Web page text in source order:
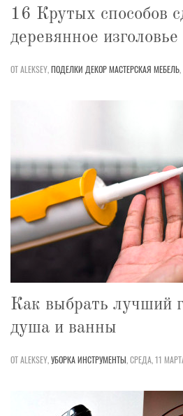
16 Крутых способов
деревянное
ОТ ALEKSEY,ПОДЕЛКИ ДЕКОРМАСТЕРСКАЯ МЕБЕЛЬ,
Как выбрать лучший
душа и ванны
ОТ ALEKSEY,УБОРКАИНСТРУМЕНТЫ,СРЕДА, 11